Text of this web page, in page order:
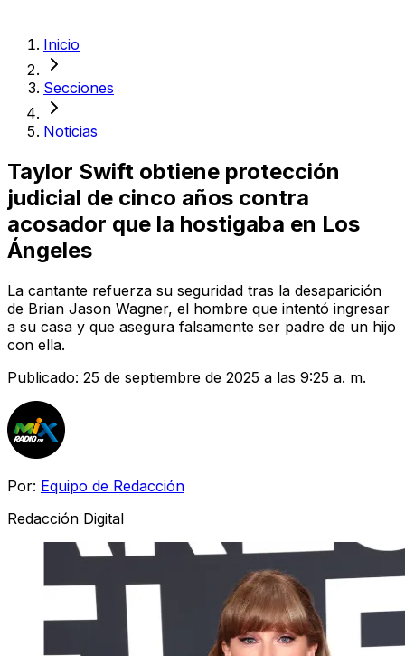
Inicio
Secciones
Noticias
Taylor Swift obtiene protección
judicial de cinco años contra
acosador que la hostigaba en Los
Ángeles
La cantante refuerza su seguridad tras la desaparición
de Brian Jason Wagner, el hombre que intentó ingresar
a su casa y que asegura falsamente ser padre de un hijo
con ella.
Publicado: 25 de septiembre de 2025 a las 9:25 a. m.
Por: Equipo de Redacción
Redacción Digital